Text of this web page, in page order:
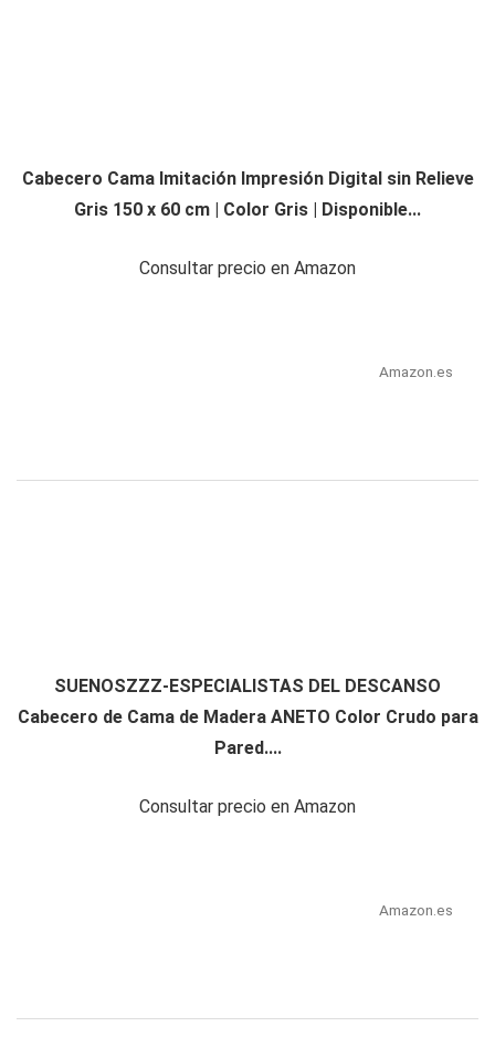
Cabecero Cama Imitación Impresión Digital sin Relieve
Gris 150 x 60 cm | Color Gris | Disponible...
Consultar precio en Amazon
Amazon.es
SUENOSZZZ-ESPECIALISTAS DEL DESCANSO
Cabecero de Cama de Madera ANETO Color Crudo para
Pared....
Consultar precio en Amazon
Amazon.es